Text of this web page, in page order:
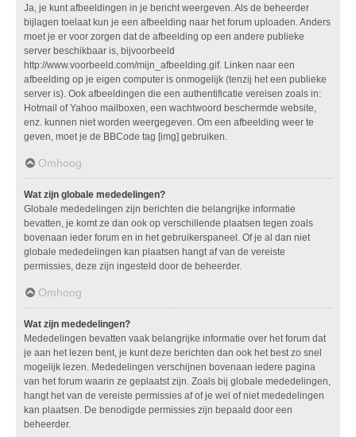
Ja, je kunt afbeeldingen in je bericht weergeven. Als de beheerder
bijlagen toelaat kun je een afbeelding naar het forum uploaden. Anders
moet je er voor zorgen dat de afbeelding op een andere publieke
server beschikbaar is, bijvoorbeeld
http://www.voorbeeld.com/mijn_afbeelding.gif. Linken naar een
afbeelding op je eigen computer is onmogelijk (tenzij het een publieke
server is). Ook afbeeldingen die een authentificatie vereisen zoals in:
Hotmail of Yahoo mailboxen, een wachtwoord beschermde website,
enz. kunnen niet worden weergegeven. Om een afbeelding weer te
geven, moet je de BBCode tag [img] gebruiken.
Omhoog
Wat zijn globale mededelingen?
Globale mededelingen zijn berichten die belangrijke informatie
bevatten, je komt ze dan ook op verschillende plaatsen tegen zoals
bovenaan ieder forum en in het gebruikerspaneel. Of je al dan niet
globale mededelingen kan plaatsen hangt af van de vereiste
permissies, deze zijn ingesteld door de beheerder.
Omhoog
Wat zijn mededelingen?
Mededelingen bevatten vaak belangrijke informatie over het forum dat
je aan het lezen bent, je kunt deze berichten dan ook het best zo snel
mogelijk lezen. Mededelingen verschijnen bovenaan iedere pagina
van het forum waarin ze geplaatst zijn. Zoals bij globale mededelingen,
hangt het van de vereiste permissies af of je wel of niet mededelingen
kan plaatsen. De benodigde permissies zijn bepaald door een
beheerder.